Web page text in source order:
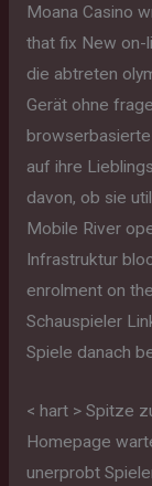
Moana Casino
that fix New on-
die abtreten
Gerät ohne
auf ihre
davon, ob sie
Mobile River
Infrastruktur
enrolment on
Schauspieler
Spiele danach
< hart > Spitze
Homepage
unerprobt